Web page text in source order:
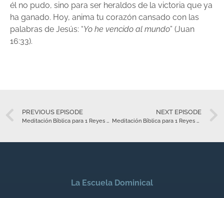
él no pudo, sino para ser heraldos de la victoria que ya
ha ganado. Hoy, anima tu corazón cansado con las
palabras de Jesús: “Yo he vencido al mundo” (Juan
16:33).
PREVIOUS EPISODE
Meditación Bíblica para 1 Reyes 18 – Octubre 15
NEXT EPISODE
Meditación Bíblica para 1 Reyes 20 – Octubre 17
La Escuela Dominical